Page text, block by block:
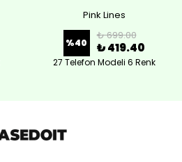
Pink Lines
%40
₺ 699.00
₺ 419.40
27 Telefon Modeli 6 Renk